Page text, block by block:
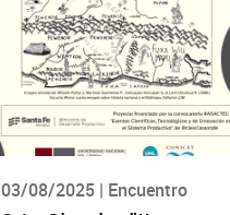
03/08/2025 | Encuentro